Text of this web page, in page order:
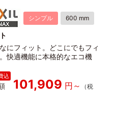
シンプル 600 mm
にフィット。どこにでもフィ
快適機能に本格的なエコ機
101,909